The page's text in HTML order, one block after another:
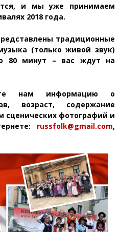
и мы уже принимаем
2018 года.
традиционные
(только живой звук)
80 минут – вас ждут на
нам информацию о
возраст, содержание
сценических фотографий и
russfolk@gmail.com,